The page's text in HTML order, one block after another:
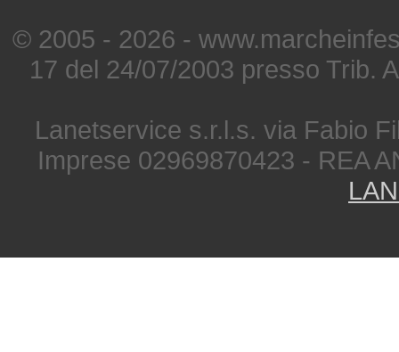
© 2005 - 2026 -
17 del 24/07/2003 presso Trib.
Lanetservice s.r.l.s. via Fabio
Imprese 02969870423 - REA